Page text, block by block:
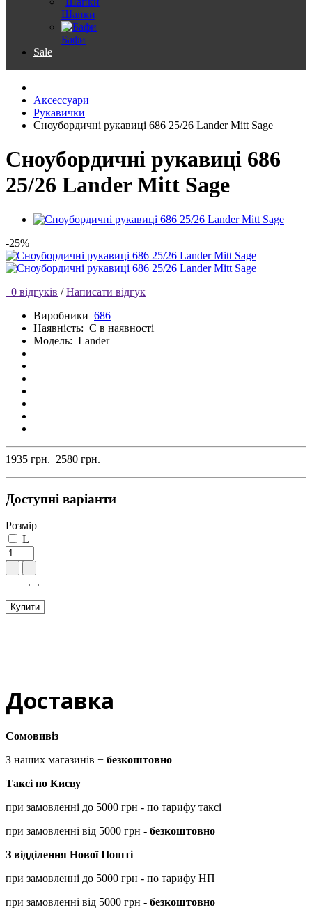
Шапки
Бафи
Sale
Аксессуари
Рукавички
Сноубордичні рукавиці 686 25/26 Lander Mitt Sage
Сноубордичні рукавиці 686
25/26 Lander Mitt Sage
-25%
0 відгуків / Написати відгук
Виробники 686
Наявність: Є в наявності
Модель: Lander
1935 грн. 2580 грн.
Доступні варіанти
Розмір
L
Купити
Доставка
Сомовивіз
З наших магазинів − безкоштовно
Таксі по Києву
при замовленні до 5000 грн - по тарифу таксі
при замовленні від 5000 грн - безкоштовно
З відділення Нової Пошті
при замовленні до 5000 грн - по тарифу НП
при замовленні від 5000 грн - безкоштовно